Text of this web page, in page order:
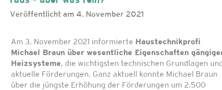
Veröffentlicht am 4. November 2021
Am 3. November 2021 informierte Haustechnikprofi
Michael Braun über wesentliche Eigenschaften
Heizsysteme, die wichtigsten technischen Grundlagen
aktuelle Förderungen. Ganz aktuell konnte Michael Braun
über die jüngste Erhöhung der Förderungen um 2.500